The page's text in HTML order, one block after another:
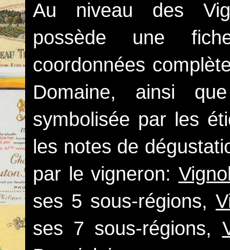
Au niveau des
possède une
coordonnées
Domaine, ainsi
symbolisée par les
les notes de
par le vigneron:
ses 5 sous-régions,
ses 7 sous-régions,